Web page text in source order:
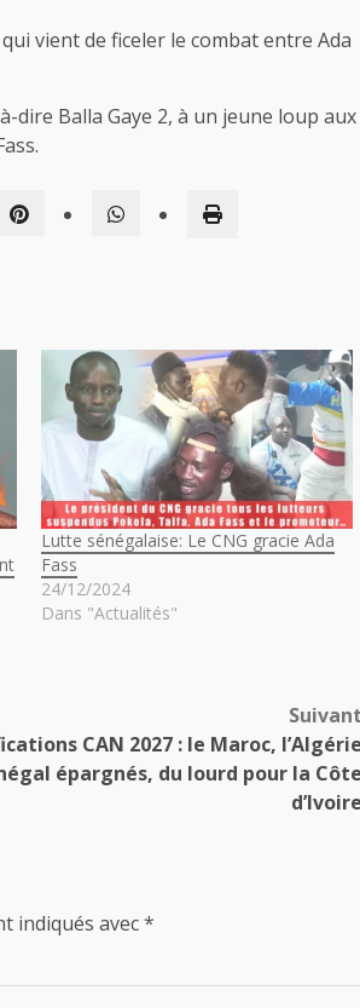
vient de ficeler le combat entre Ada
dire Balla Gaye 2, à un jeune loup aux
Lutte sénégalaise: Le CNG gracie Ada
Fass
24/12/2024
Dans "Actualités"
Suivant
CAN 2027 : le Maroc, l’Algérie
épargnés, du lourd pour la
d’Ivoire
indiqués avec*